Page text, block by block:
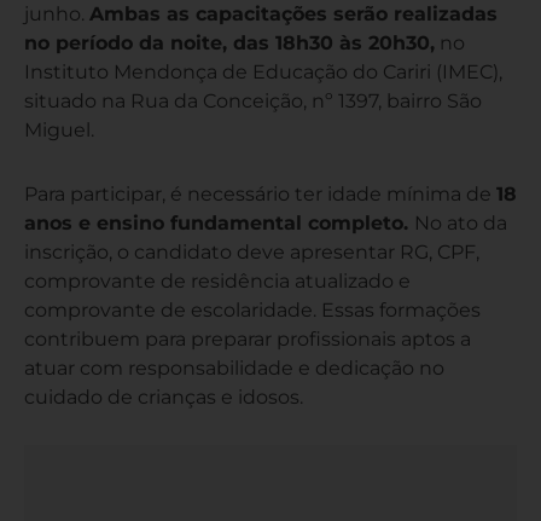
junho. Ambas as capacitações serão realizadas
no período da noite, das 18h30 às 20h30, no
Instituto Mendonça de Educação do Cariri (IMEC),
situado na Rua da Conceição, nº 1397, bairro São
Miguel.
Para participar, é necessário ter idade mínima de 18
anos e ensino fundamental completo. No ato da
inscrição, o candidato deve apresentar RG, CPF,
comprovante de residência atualizado e
comprovante de escolaridade. Essas formações
contribuem para preparar profissionais aptos a
atuar com responsabilidade e dedicação no
cuidado de crianças e idosos.